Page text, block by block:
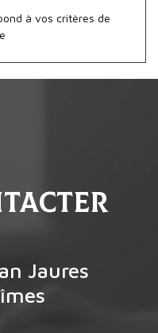
à vos critères de
Jaures